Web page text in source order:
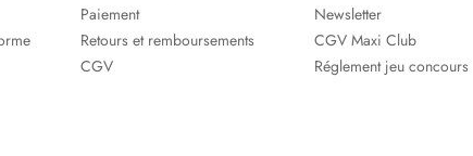
Paiement
Retours et remboursements
CGV
Newsletter
CGV Maxi Club
Réglement jeu concours